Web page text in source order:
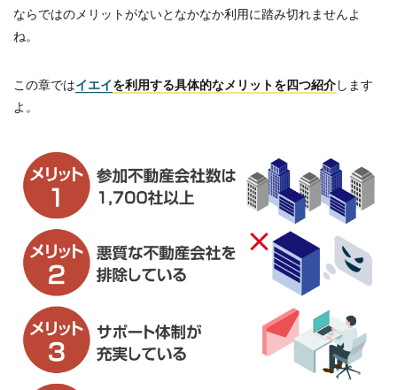
ならではのメリットがないとなかなか利用に踏み切れませんよ
ね。
この章ではイエイを利用する具体的なメリットを四つ紹介します
よ。